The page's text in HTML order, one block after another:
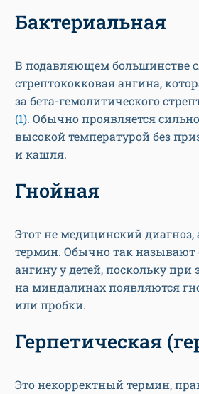
Бактериальная
В подавляющем большинстве
стрептококковая ангина,
за бета-гемолитического
(1). Обычно проявляется
высокой температурой без
и кашля.
Гнойная
Этот не медицинский диагноз,
термин. Обычно так называют
ангину у детей, поскольку при
на миндалинах появляются
или пробки.
Герпетическая
Это некорректный термин,